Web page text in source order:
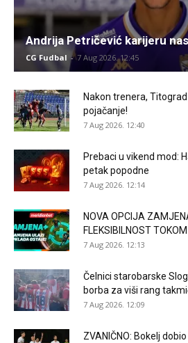
Andrija Petričević karijeru
CG Fudbal - 7 Aug 2026. 12:45
Nakon trenera,
pojačanje!
7 Aug 2026. 12:40
Prebaci u vikend mod:
petak popodne
7 Aug 2026. 12:14
NOVA OPCIJA
FLEKSIBILNOST
7 Aug 2026. 12:13
Čelnici starobarske
borba za viši rang
7 Aug 2026. 12:09
ZVANIČNO: Bokelj